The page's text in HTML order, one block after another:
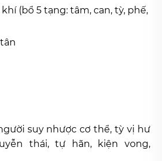
(bổ 5 tạng: tâm, can, tỳ, phế,
suy nhược cơ thể, tỳ vị hư
thái, tự hãn, kiện vong,